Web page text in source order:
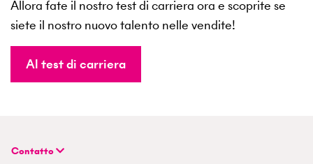
Allora fate il nostro test di carriera ora e scoprite se
siete il nostro nuovo talento nelle vendite!
Al test di carriera
Contatto